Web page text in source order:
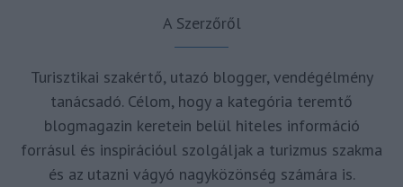
A Szerzőről
Turisztikai szakértő, utazó blogger, vendégélmény
tanácsadó. Célom, hogy a kategória teremtő
blogmagazin keretein belül hiteles információ
forrásul és inspirációul szolgáljak a turizmus szakma
és az utazni vágyó nagyközönség számára is.